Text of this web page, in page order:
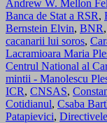
Andrew W. Mellon
Banca de Stat a RSR,
Bernstein Elvin, BNR,
cacanarii lui soros,
Lacramioara Maria
Centrul National al
mintii - Manolescu
ICR, CNSAS,
Cotidianul, Csaba
Patapievici,